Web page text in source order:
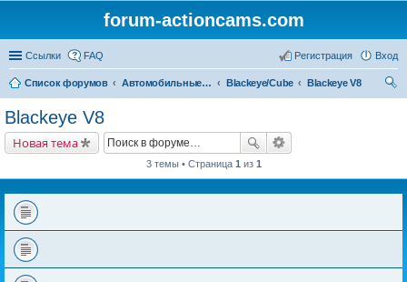
forum-actioncams.com
Ссылки FAQ Вход
Регистрация
Список форумов Автомобильные видеорегистраторы Blackeye/Cube
Blackeye V8
Blackeye V8
Новая тема
3 темы • Страница 1 из 1